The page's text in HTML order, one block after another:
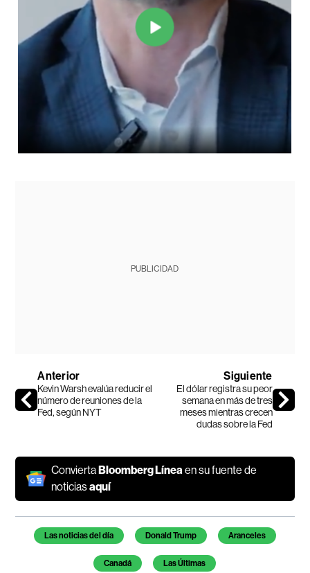
PUBLICIDAD
Anterior
Kevin Warsh evalúa reducir el
número de reuniones de la
Fed, según NYT
Siguiente
El dólar registra su peor
semana en más de tres
meses mientras crecen
dudas sobre la Fed
ConviertaBloomberg Líneaen su fuente de
noticiasaquí
Temas de este artículo
Las noticias del día Donald Trump Aranceles
Canadá Las Últimas